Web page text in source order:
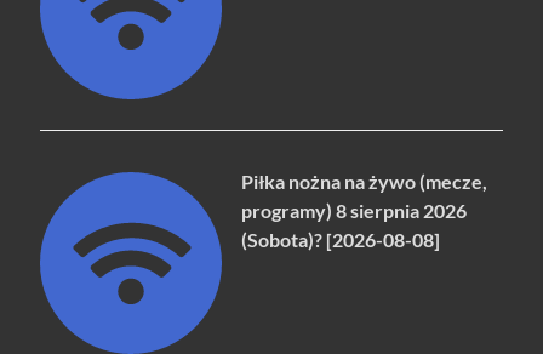
Piłka nożna na żywo (mecze,
programy) 8 sierpnia 2026
(Sobota)? [2026-08-08]